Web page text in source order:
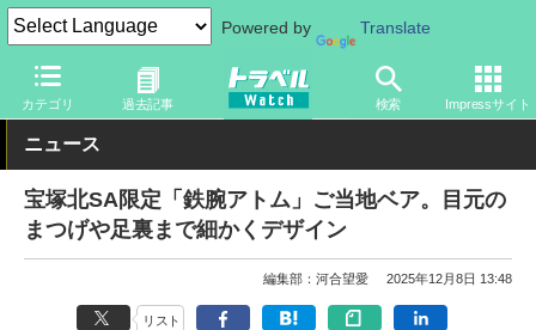
Powered by Translate
カテゴリ 過去記事 検索 Impressサイト
トラベル Watch 地域 国内旅行 近畿
ニュース
宝塚北SA限定「鉄腕アトム」ご当地ベア。目元の
まつげや足裏まで細かくデザイン
編集部：河合望愛 2025年12月8日 13:48
リスト